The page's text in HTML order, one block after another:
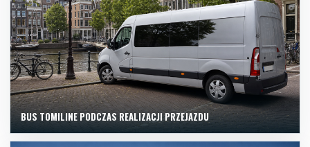
BUS TOMILINE PODCZAS REALIZACJI PRZEJAZDU